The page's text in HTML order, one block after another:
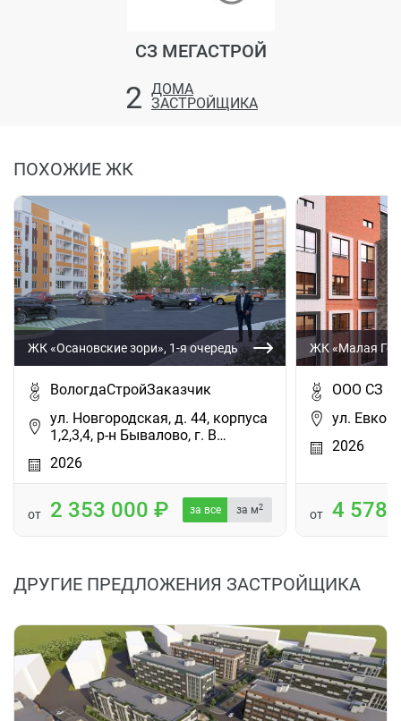
СЗ МЕГАСТРОЙ
2 ДОМА
ЗАСТРОЙЩИКА
ПОХОЖИЕ ЖК
ЖК «Осановские зори», 1-я очередь
ВологдаСтройЗаказчик
ул. Новгородская, д. 44, корпуса
1,2,3,4, р-н Бывалово, г. В…
2026
от 2 353 000 за все за м2
ЖК «Малая
ООО СЗ
ул.
2026
от 4 578
ДРУГИЕ ПРЕДЛОЖЕНИЯ ЗАСТРОЙЩИКА